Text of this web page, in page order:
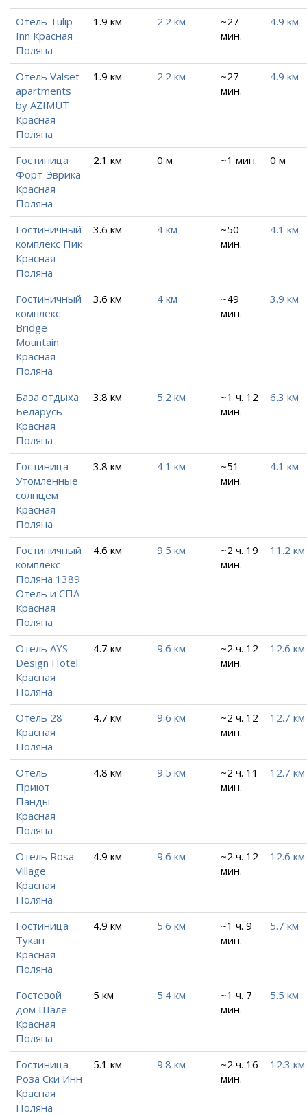
Отель Tulip
Inn Красная
Поляна
1.9 км 2.2 км
~27
мин.
4.9 км
Отель Valset
apartments
by AZIMUT
Красная
Поляна
1.9 км 2.2 км
~27
мин.
4.9 км
Гостиница
Форт-Эврика
Красная
Поляна
2.1 км 0 м ~1 мин. 0 м
Гостиничный
комплекс Пик
Красная
Поляна
3.6 км 4 км
~50
мин.
4.1 км
Гостиничный
комплекс
Bridge
Mountain
Красная
Поляна
3.6 км 4 км
~49
мин.
3.9 км
База отдыха
Беларусь
Красная
Поляна
3.8 км 5.2 км
~1 ч. 12
мин.
6.3 км
Гостиница
Утомленные
солнцем
Красная
Поляна
3.8 км 4.1 км
~51
мин.
4.1 км
Гостиничный
комплекс
Поляна 1389
Отель и СПА
Красная
Поляна
4.6 км 9.5 км
~2 ч. 19
мин.
11.2 км
Отель AYS
Design Hotel
Красная
Поляна
4.7 км 9.6 км
~2 ч. 12
мин.
12.6 км
Отель 28
Красная
Поляна
4.7 км 9.6 км
~2 ч. 12
мин.
12.7 км
Отель
Приют
Панды
Красная
Поляна
4.8 км 9.5 км
~2 ч. 11
мин.
12.7 км
Отель Rosa
Village
Красная
Поляна
4.9 км 9.6 км
~2 ч. 12
мин.
12.6 км
Гостиница
Тукан
Красная
Поляна
4.9 км 5.6 км
~1 ч. 9
мин.
5.7 км
Гостевой
дом Шале
Красная
Поляна
5 км 5.4 км
~1 ч. 7
мин.
5.5 км
Гостиница
Роза Ски Инн
Красная
Поляна
5.1 км 9.8 км
~2 ч. 16
мин.
12.3 км